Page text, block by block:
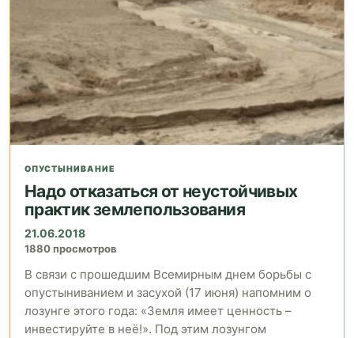
ОПУСТЫНИВАНИЕ
Надо отказаться от неустойчивых
практик землепользования
21.06.2018
1880 просмотров
В связи с прошедшим Всемирным днем борьбы с
опустыниванием и засухой (17 июня) напомним о
лозунге этого года: «Земля имеет ценность –
инвестируйте в неё!». Под этим лозунгом